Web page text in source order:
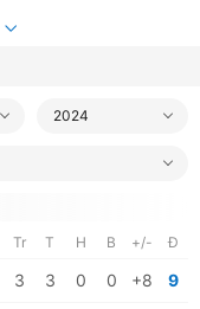
2024
Tr T H B +/- Đ
3 3 0 0 +8 9